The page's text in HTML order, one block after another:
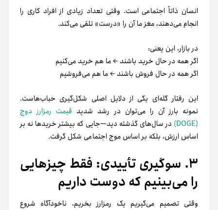
انسان ذاتاً اجتماعی است. وقتی تعداد زیادی از افراد کاری را
انجام می‌دهند، مغز ما آن را «درست» تلقی می‌کند.
در بازار، این یعنی:
اگر همه در حال خرید باشند ← ما هم خرید می‌کنیم
اگر همه در حال فروش باشند ← ما هم می‌فروشیم
این رفتار گله‌ای یکی از دلایل اصلی شکل‌گیری حباب‌هاست.
نمونه بارز آن را می‌توان در رشد شدید قیمت رمزارز دوج
(DOGE)
در سال‌های گذشته دید—جایی که بیشتر خریدها نه بر
اساس ارزش، بلکه بر اساس موج اجتماعی شکل گرفت.
۳. سوگیری تأییدی: فقط چیزهایی
را می‌بینیم که دوست داریم
وقتی تصمیم می‌گیریم یک رمزارز بخریم، ناخودآگاه شروع